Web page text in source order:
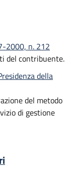
2000, n. 212
del contribuente.
della
del metodo
di gestione